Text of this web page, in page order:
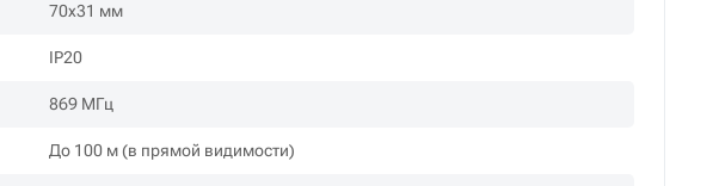
70х31 мм
IР20
869 МГц
До 100 м (в прямой видимости)